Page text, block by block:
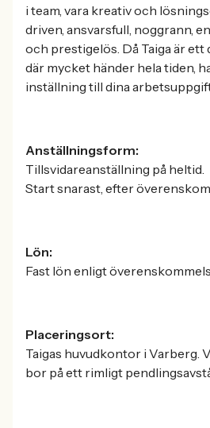
i team, vara kreativ och
driven, ansvarsfull, noggrann,
och prestigelös. Då Taiga är ett
där mycket händer hela tiden,
inställning till dina
Anställningsform:
Tillsvidareanställning på heltid.
Start snarast, efter
Lön:
Fast lön enligt
Placeringsort:
Taigas huvudkontor i Varberg.
bor på ett rimligt